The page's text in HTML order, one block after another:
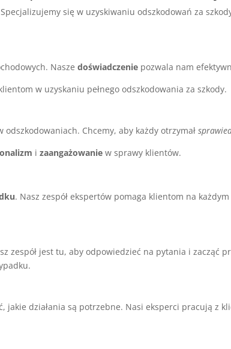
się w uzyskiwaniu odszkodowań za
Naszedoświadczenie pozwala nam
w uzyskaniu pełnego odszkodowania za szkody.
odszkodowaniach. Chcemy, aby każdy otrzymał
izaangażowanie w sprawy klientów.
. Nasz zespół ekspertów pomaga klientom na
zespół jest tu, aby odpowiedzieć na pytania i zacząć
jakie działania są potrzebne. Nasi eksperci pracują z